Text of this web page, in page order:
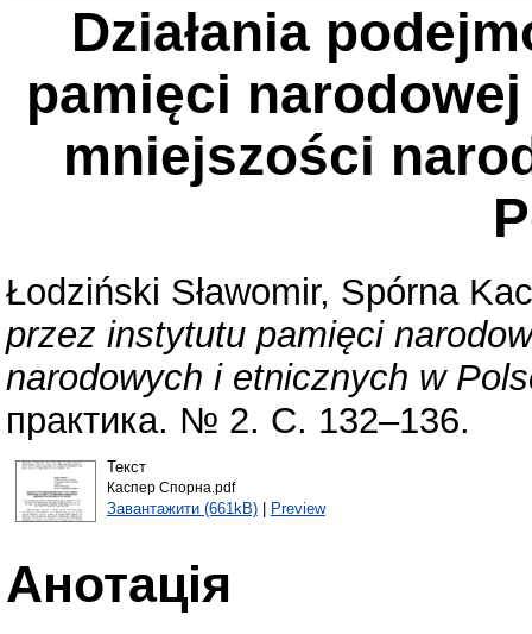
Działania
pamięci
mniejszości
Łodziński Sławomir, Spórna
przez instytutu pamięci
narodowych i etnicznych w
практика. № 2. С. 132–136.
Текст
Каспер Спорна.pdf
Завантажити (661kB)| Preview
Анотація